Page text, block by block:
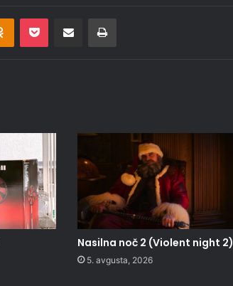
Odnoklassniki
Pocket Deli po epošti Natisni
Nasilna noč 2 (Violent night 2)
5. avgusta, 2026